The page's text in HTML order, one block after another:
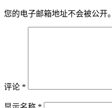
您的电子邮箱地址不会被公开。
评论 *